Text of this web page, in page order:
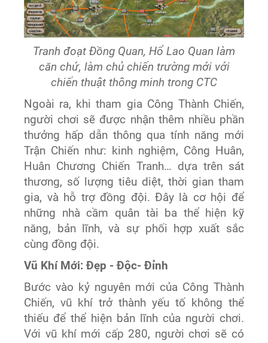
Tranh đoạt Đồng Quan, Hổ Lao Quan làm
căn chứ, làm chủ chiến trường mới với
chiến thuật thông minh trong CTC
Ngoài ra, khi tham gia Công Thành Chiến,
người chơi sẽ được nhận thêm nhiều phần
thưởng hấp dẫn thông qua tính năng mới
Trận Chiến như: kinh nghiệm, Công Huân,
Huân Chương Chiến Tranh… dựa trên sát
thương, số lượng tiêu diệt, thời gian tham
gia, và hỗ trợ đồng đội. Đây là cơ hội để
những nhà cầm quân tài ba thể hiện kỹ
năng, bản lĩnh, và sự phối hợp xuất sắc
cùng đồng đội.
Vũ Khí Mới: Đẹp - Độc- Đỉnh
Bước vào kỷ nguyên mới của Công Thành
Chiến, vũ khí trở thành yếu tố không thể
thiếu để thể hiện bản lĩnh của người chơi.
Với vũ khí mới cấp 280, người chơi sẽ có